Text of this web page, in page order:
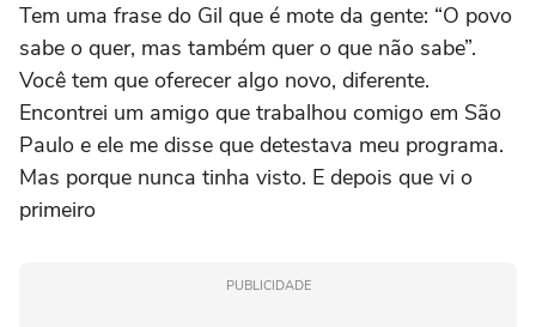
Tem uma frase do Gil que é mote da gente: “O povo
sabe o quer, mas também quer o que não sabe”.
Você tem que oferecer algo novo, diferente.
Encontrei um amigo que trabalhou comigo em São
Paulo e ele me disse que detestava meu programa.
Mas porque nunca tinha visto. E depois que vi o
primeiro
PUBLICIDADE